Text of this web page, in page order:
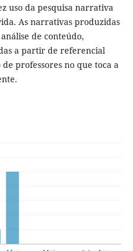
uso da pesquisa narrativa
As narrativas produzidas
de conteúdo,
a partir de referencial
professores no que toca a